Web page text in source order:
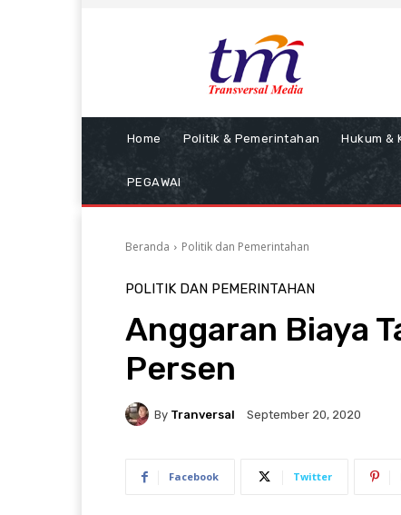
Home Politik & Pemerintahan Hukum &
PEGAWAI
Beranda Politik dan Pemerintahan
POLITIK DAN PEMERINTAHAN
Anggaran Biaya
Persen
By Tranversal September 20, 2020
Facebook Twitter